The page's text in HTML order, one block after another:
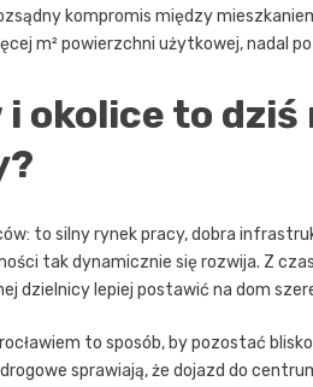
kompromis między
m² powierzchni użytkowej, nadal
i okolice to
to silny rynek pracy, dobra
tak dynamicznie się rozwija. Z
dzielnicy lepiej postawić na dom
to sposób, by pozostać
sprawiają, że dojazd do